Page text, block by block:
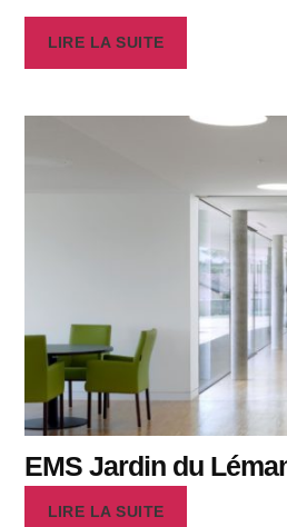
LIRE LA SUITE
EMS Jardin du
LIRE LA SUITE